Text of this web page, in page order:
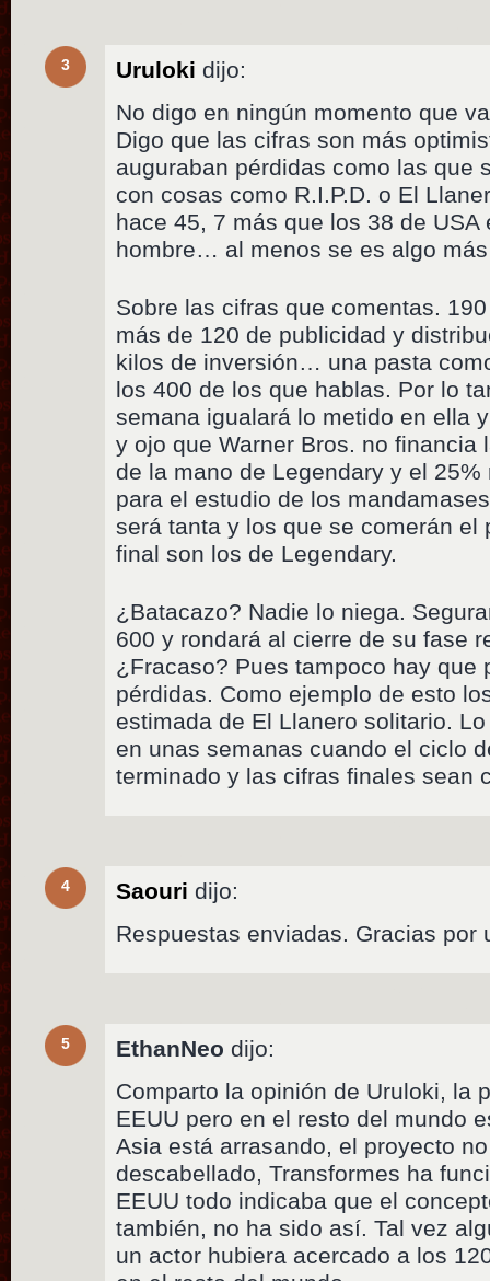
3 Uruloki dijo:
No digo en ningún momento que
Digo que las cifras son más
auguraban pérdidas como las que
con cosas como R.I.P.D. o El
hace 45, 7 más que los 38 de USA
hombre… al menos se es algo
Sobre las cifras que comentas.
más de 120 de publicidad y
kilos de inversión… una pasta
los 400 de los que hablas. Por lo
semana igualará lo metido en ella
y ojo que Warner Bros. no financia
de la mano de Legendary y el
para el estudio de los
será tanta y los que se comerán el
final son los de Legendary.
¿Batacazo? Nadie lo niega.
600 y rondará al cierre de su fase
¿Fracaso? Pues tampoco hay que
pérdidas. Como ejemplo de esto
estimada de El Llanero solitario.
en unas semanas cuando el ciclo
terminado y las cifras finales sean
4 Saouri dijo:
Respuestas enviadas. Gracias por
5 EthanNeo dijo:
Comparto la opinión de Uruloki, la
EEUU pero en el resto del mundo
Asia está arrasando, el proyecto
descabellado, Transformes ha
EEUU todo indicaba que el
también, no ha sido así. Tal vez
un actor hubiera acercado a los